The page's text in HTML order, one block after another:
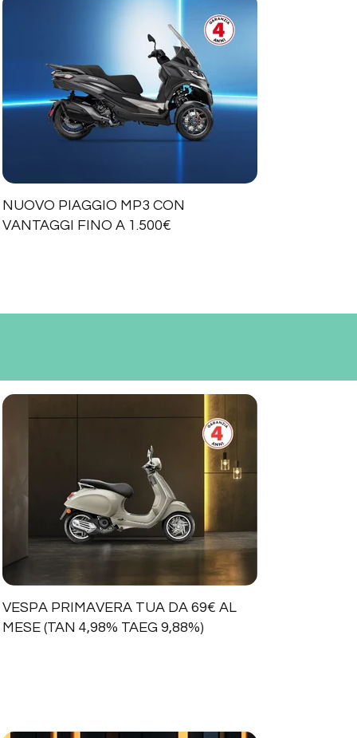
NUOVO PIAGGIO MP3 CON
VANTAGGI FINO A 1.500€
VESPA PRIMAVERA TUA DA 69€ AL
MESE (TAN 4,98% TAEG 9,88%)